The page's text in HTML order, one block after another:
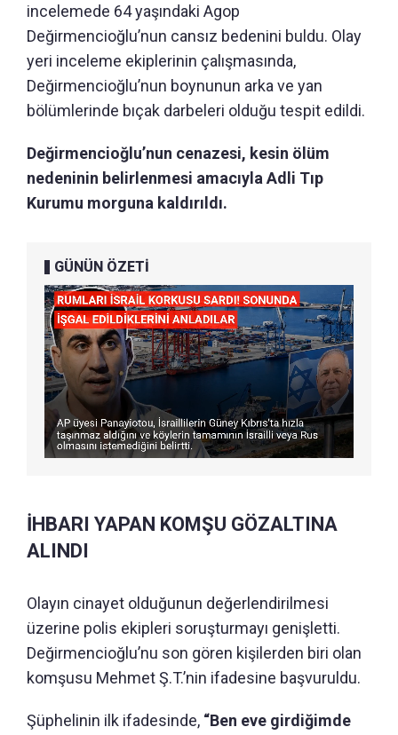
incelemede 64 yaşındaki Agop
Değirmencioğlu’nun cansız bedenini buldu. Olay
yeri inceleme ekiplerinin çalışmasında,
Değirmencioğlu’nun boynunun arka ve yan
bölümlerinde bıçak darbeleri olduğu tespit edildi.
Değirmencioğlu’nun cenazesi, kesin ölüm
nedeninin belirlenmesi amacıyla Adli Tıp
Kurumu morguna kaldırıldı.
GÜNÜN ÖZETİ
İHBARI YAPAN KOMŞU GÖZALTINA
ALINDI
Olayın cinayet olduğunun değerlendirilmesi
üzerine polis ekipleri soruşturmayı genişletti.
Değirmencioğlu’nu son gören kişilerden biri olan
komşusu Mehmet Ş.T.’nin ifadesine başvuruldu.
Şüphelinin ilk ifadesinde, “Ben eve girdiğimde